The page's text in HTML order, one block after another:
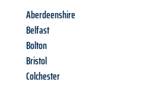
Aberdeenshire
Belfast
Bolton
Bristol
Colchester